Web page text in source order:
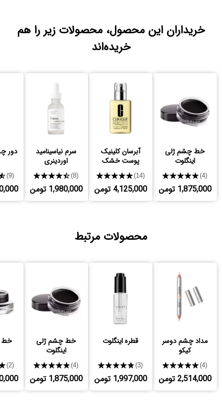
خریداران این محصول، محصولات زیر را هم
خریده‌اند
خط چشم ژلی
اینگلوت
★★★★★(4)
1,875,000 تومن
آبرسان کلینیک
پوست خشک
★★★★★(14)
4,125,000 تومن
سرم نیاسینامید
اوردینری
★★★★★(8)
1,980,000 تومن
دور
(9)
محصولات مرتبط
مداد چشم دوسر
کیکو
★★★★★(4)
2,514,000 تومن
قطره اینگلوت
★★★★★(3)
1,997,000 تومن
خط چشم ژلی
اینگلوت
★★★★★(4)
1,875,000 تومن
(2)